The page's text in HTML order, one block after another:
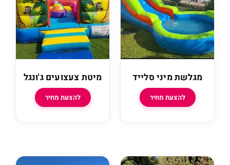
מיני סלייד
להצעת מחיר
מיטת צעצועים ג'ונגל
להצעת מחיר